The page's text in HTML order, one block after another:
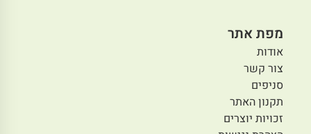
מפת אתר
אודות
צור קשר
סניפים
תקנון האתר
זכויות יוצרים